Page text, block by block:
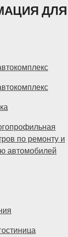
ДЛЯ
по ремонту и
автомобилей